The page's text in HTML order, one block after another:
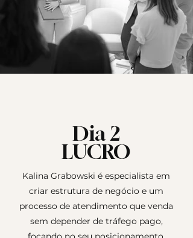
Dia 2
LUCRO
Kalina Grabowski é especialista em
criar estrutura de negócio e um
processo de atendimento que venda
sem depender de tráfego pago,